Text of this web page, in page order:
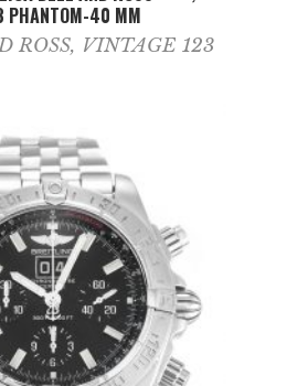
PHANTOM-40 MM
ROSS, VINTAGE 123